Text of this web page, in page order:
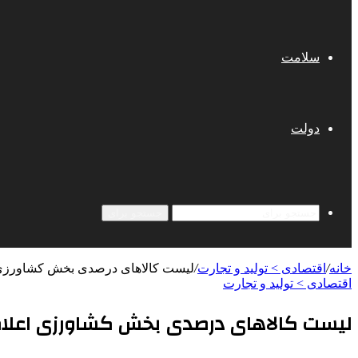
سلامت
دولت
خانه/ اقتصادی > تولید و تجارت/لیست کالاهای درصدی بخش
اقتصادی > تولید و تجارت
لیست کالاهای درصدی بخش کشاورزی